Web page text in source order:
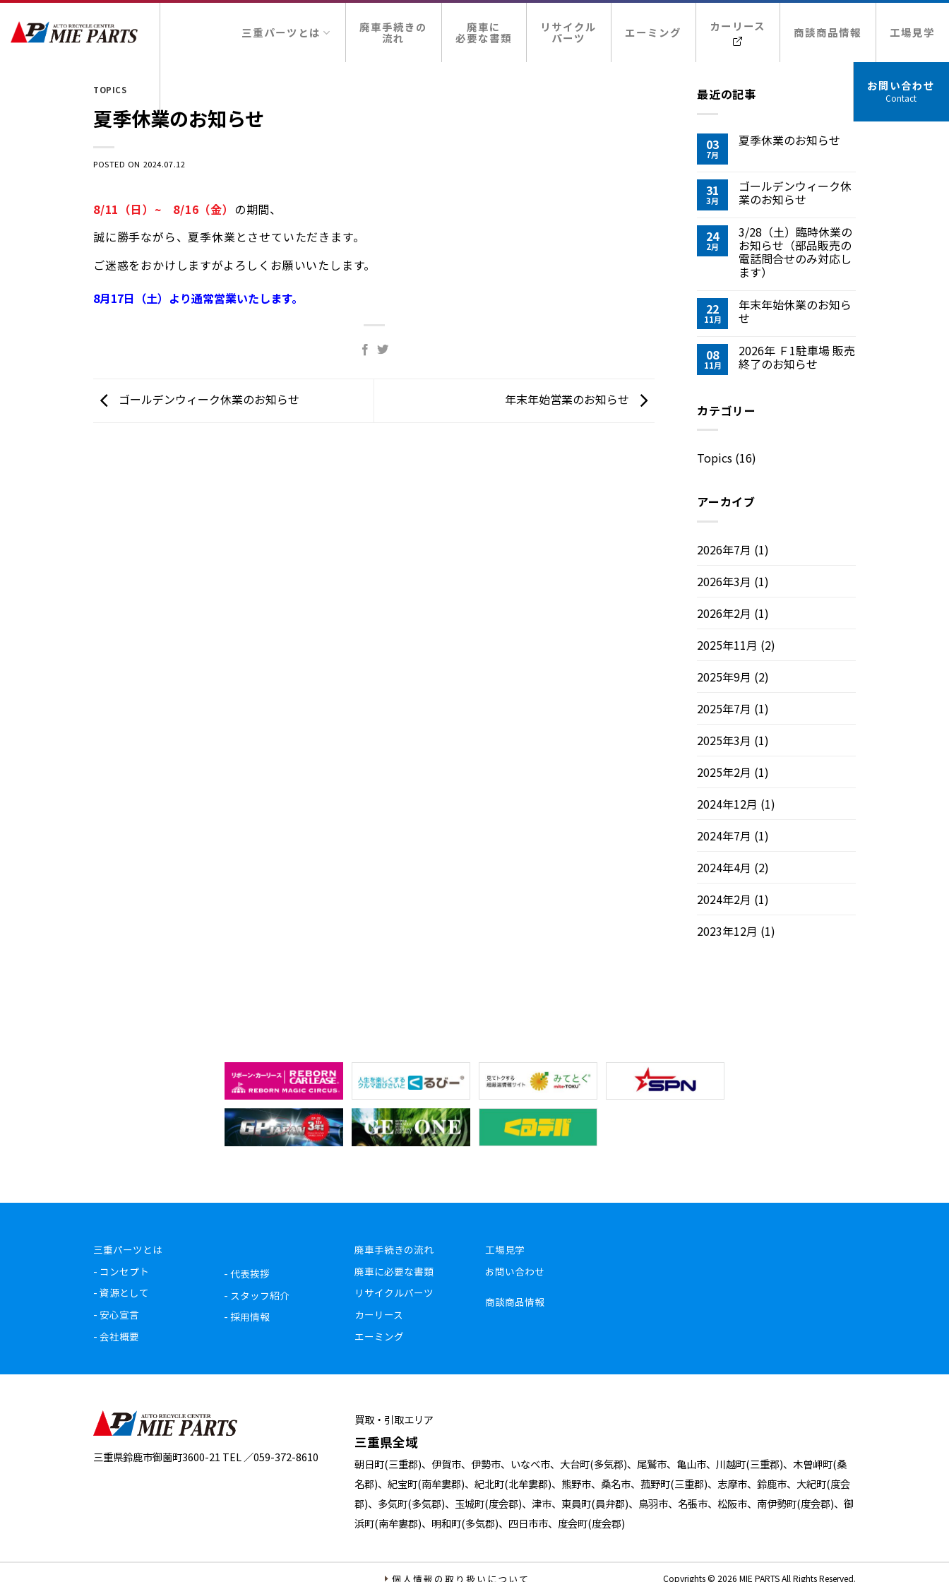
三重パーツとは 廃車手続きの
流れ
廃車に
必要な書類
リサイクル
パーツ エーミング カーリース 商談商品情報 工場見学
お問い合わせ
TOPICS
夏季休業のお知らせ
POSTED ON 2024.07.12
8/11（日）~ 8/16（金） の期間、
誠に勝手ながら、夏季休業とさせていただきます。
ご迷惑をおかけしますがよろしくお願いいたします。
8月17日（土）より通常営業いたします。
ゴールデンウィーク休業のお知らせ 年末年始営業のお知らせ
最近の記事
03
7月
夏季休業のお知らせ
31
3月
ゴールデンウィーク休
業のお知らせ
24
2月
3/28（土）臨時休業の
お知らせ（部品販売の
電話問合せのみ対応し
ます）
22
11月
年末年始休業のお知ら
せ
08
11月
2026年 Ｆ1駐車場 販売
終了のお知らせ
カテゴリー
Topics (16)
アーカイブ
2026年7月 (1)
2026年3月 (1)
2026年2月 (1)
2025年11月 (2)
2025年9月 (2)
2025年7月 (1)
2025年3月 (1)
2025年2月 (1)
2024年12月 (1)
2024年7月 (1)
2024年4月 (2)
2024年2月 (1)
2023年12月 (1)
三重パーツとは
- コンセプト
- 資源として
- 安心宣言
- 会社概要
- 代表挨拶
- スタッフ紹介
- 採用情報
廃車手続きの流れ
廃車に必要な書類
リサイクルパーツ
カーリース
エーミング
工場見学
お問い合わせ
商談商品情報
三重県鈴鹿市御薗町3600-21 TEL ／059-372-8610
買取・引取エリア
三重県全域
朝日町(三重郡)、伊賀市、伊勢市、いなべ市、大台町(多気郡)、尾鷲市、亀山市、川越町(三重郡)、木曽岬町(桑
名郡)、紀宝町(南牟婁郡)、紀北町(北牟婁郡)、熊野市、桑名市、菰野町(三重郡)、志摩市、鈴鹿市、大紀町(度会
郡)、多気町(多気郡)、玉城町(度会郡)、津市、東員町(員弁郡)、鳥羽市、名張市、松阪市、南伊勢町(度会郡)、御
浜町(南牟婁郡)、明和町(多気郡)、四日市市、度会町(度会郡)
個人情報の取り扱いについて Copyrights © 2026 MIE PARTS All Rights Reserved.